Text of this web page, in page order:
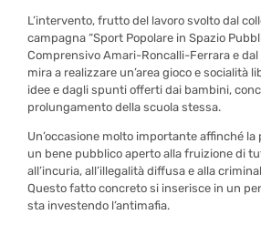
L’intervento, frutto del lavoro svolto dal
campagna “Sport Popolare in Spazio
Comprensivo Amari-Roncalli-Ferrara e dal
mira a realizzare un’area gioco e socialità
idee e dagli spunti offerti dai bambini,
prolungamento della scuola stessa.
Un’occasione molto importante affinché
un bene pubblico aperto alla fruizione di
all’incuria, all’illegalità diffusa e alla
Questo fatto concreto si inserisce in un
sta investendo l’antimafia.